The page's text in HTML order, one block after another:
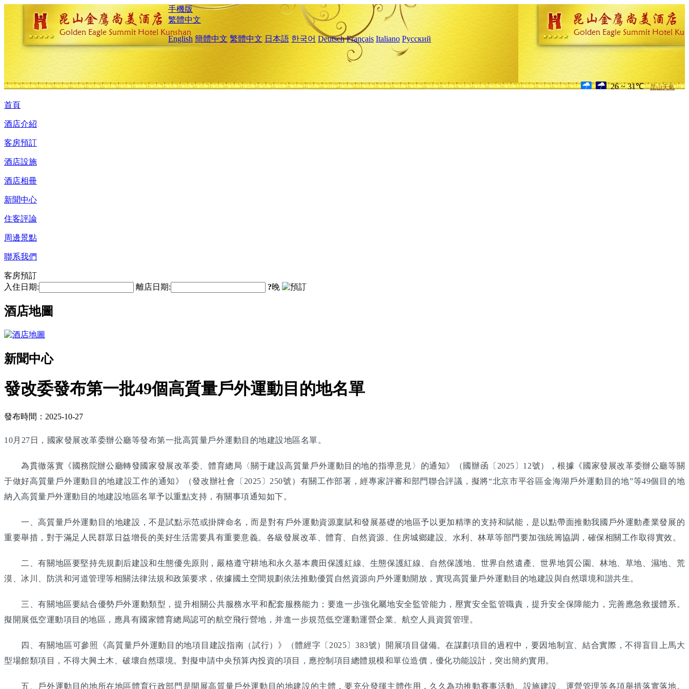
手機版
繁體中文
English 簡體中文 繁體中文 日本語 한국어 Deutsch Français Italiano Русский
26 ~ 31℃ 昆山天氣
首頁
酒店介紹
客房預訂
酒店設施
酒店相冊
新聞中心
住客評論
周邊景點
聯系我們
客房預訂
入住日期:
離店日期: ?晚
酒店地圖
新聞中心
發改委發布第一批49個高質量戶外運動目的地名單
發布時間：2025-10-27
10月27日，國家發展改革委辦公廳等發布第一批高質量戶外運動目的地建設地區名單。
為貫徹落實《國務院辦公廳轉發國家發展改革委、體育總局〈關于建設高質量戶外運動目的地的指導意見〉的通知》（國辦函〔2025〕12號），根據《國家發展改革委辦公廳等關
于做好高質量戶外運動目的地建設工作的通知》（發改辦社會〔2025〕250號）有關工作部署，經專家評審和部門聯合評議，擬將“北京市平谷區金海湖戶外運動目的地”等49個目的地
納入高質量戶外運動目的地建設地區名單予以重點支持，有關事項通知如下。
一、高質量戶外運動目的地建設，不是試點示范或掛牌命名，而是對有戶外運動資源稟賦和發展基礎的地區予以更加精準的支持和賦能，是以點帶面推動我國戶外運動產業發展的
重要舉措，對于滿足人民群眾日益增長的美好生活需要具有重要意義。各級發展改革、體育、自然資源、住房城鄉建設、水利、林草等部門要加強統籌協調，確保相關工作取得實效。
二、有關地區要堅持先規劃后建設和生態優先原則，嚴格遵守耕地和永久基本農田保護紅線、生態保護紅線、自然保護地、世界自然遺產、世界地質公園、林地、草地、濕地、荒
漠、冰川、防洪和河道管理等相關法律法規和政策要求，依據國土空間規劃依法推動優質自然資源向戶外運動開放，實現高質量戶外運動目的地建設與自然環境和諧共生。
三、有關地區要結合優勢戶外運動類型，提升相關公共服務水平和配套服務能力；要進一步強化屬地安全監管能力，壓實安全監管職責，提升安全保障能力，完善應急救援體系。
擬開展低空運動項目的地區，應具有國家體育總局認可的航空飛行營地，并進一步規范低空運動運營企業、航空人員資質管理。
四、有關地區可參照《高質量戶外運動目的地項目建設指南（試行）》（體經字〔2025〕383號）開展項目儲備。在謀劃項目的過程中，要因地制宜、結合實際，不得盲目上馬大
型場館類項目，不得大興土木、破壞自然環境。對擬申請中央預算內投資的項目，應控制項目總體規模和單位造價，優化功能設計，突出簡約實用。
五、戶外運動目的地所在地區體育行政部門是開展高質量戶外運動目的地建設的主體，要充分發揮主體作用，久久為功推動賽事活動、設施建設、運營管理等各項舉措落實落地。